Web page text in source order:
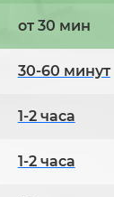
от 30 мин
30-60 минут
1-2 часа
1-2 часа